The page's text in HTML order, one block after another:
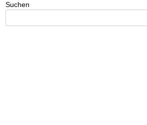
Suchen